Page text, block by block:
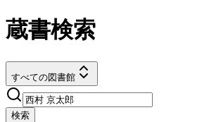
蔵書検索
すべての図書館
検索